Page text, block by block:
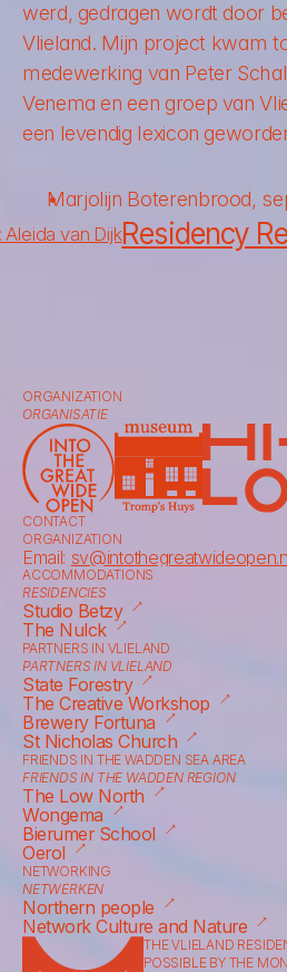
werd, gedragen wordt door
Vlieland. Mijn project kwam
medewerking van Peter
Venema en een groep van
een levendig lexicon
Marjolijn Boterenbrood,
van DijkResidency
ORGANIZATION
ORGANISATIE
CONTACT
ORGANIZATION
Email:
ACCOMMODATIONS
RESIDENCIES
Studio Betzy ⟶
The Nulck ⟶
PARTNERS IN VLIELAND
PARTNERS IN VLIELAND
State Forestry ⟶
The Creative Workshop ⟶
Brewery Fortuna ⟶
St Nicholas Church ⟶
FRIENDS IN THE WADDEN SEA AREA
FRIENDS IN THE WADDEN REGION
The Low North ⟶
Wongema ⟶
Bierumer School ⟶
Oerol ⟶
NETWORKING
NETWERKEN
Northern people ⟶
Network Culture and Nature ⟶
THE VLIELAND
POSSIBLE BY THE